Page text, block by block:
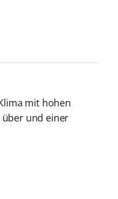
mit hohen
über und einer